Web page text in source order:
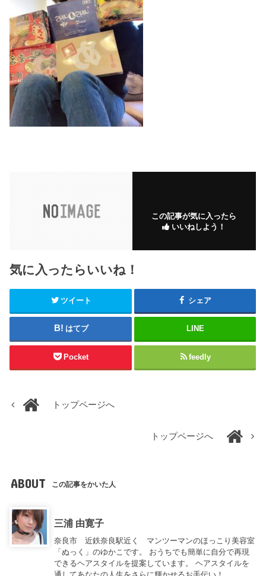
この記事が気に入ったら
いいねしよう！
気に入ったらいいね！
ツイート シェア
はてブ LINE
Pocket feedly
トップページへ
トップページへ
ABOUT この記事をかいた人
三浦 由寛子
奈良市 近鉄奈良駅近く マンツーマンのほっこり美容室
「ぬっく」のゆかこです。 おうちでも簡単に自分で再現
できるヘアスタイルを提案しています。 ヘアスタイルを